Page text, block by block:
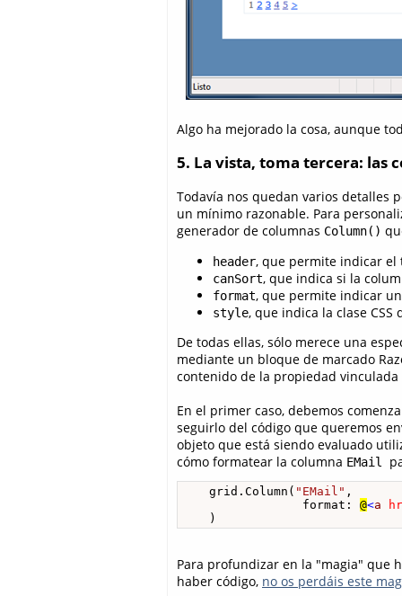
Algo ha mejorado la cosa, aunque
5. La vista, toma tercera: las
Todavía nos quedan varios detalles
un mínimo razonable. Para
generador de columnas Column()
header, que permite indicar el
canSort, que indica si la
format, que permite indicar
style, que indica la clase
De todas ellas, sólo merece una
mediante un bloque de marcado
contenido de la propiedad vinculada
En el primer caso, debemos
seguirlo del código que queremos
objeto que está siendo evaluado
cómo formatear la columna EMail
grid.Column( "EMail" ,
format: @<a
)
Para profundizar en la "magia" que
haber código, no os perdáis este